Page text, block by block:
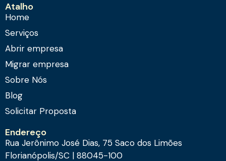
Atalho
Home
Serviços
Abrir empresa
Migrar empresa
Sobre Nós
Blog
Solicitar Proposta
Endereço
Rua Jerônimo José Dias, 75 Saco dos Limões
Florianópolis/SC | 88045-100